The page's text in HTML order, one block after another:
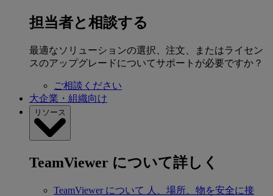
担当者と相談する
最適なソリューションの選択、注文、またはライセン
スのアップグレードについてサポートが必要ですか？
ご相談ください
大企業・組織向け
リソース
TeamViewer について詳しく
TeamViewer について 人、場所、物を安全に接